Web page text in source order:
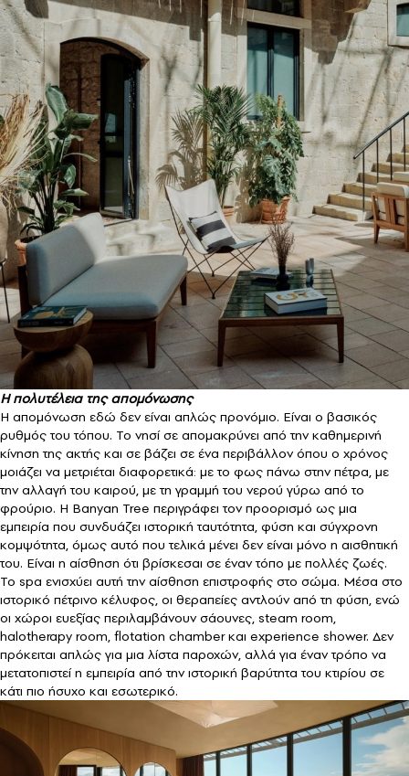
Η πολυτέλεια της απομόνωσης
Η απομόνωση εδώ δεν είναι απλώς προνόμιο. Είναι ο βασικός
ρυθμός του τόπου. Το νησί σε απομακρύνει από την καθημερινή
κίνηση της ακτής και σε βάζει σε ένα περιβάλλον όπου ο χρόνος
μοιάζει να μετριέται διαφορετικά: με το φως πάνω στην πέτρα, με
την αλλαγή του καιρού, με τη γραμμή του νερού γύρω από το
φρούριο. Η Banyan Tree περιγράφει τον προορισμό ως μια
εμπειρία που συνδυάζει ιστορική ταυτότητα, φύση και σύγχρονη
κομψότητα, όμως αυτό που τελικά μένει δεν είναι μόνο η αισθητική
του. Είναι η αίσθηση ότι βρίσκεσαι σε έναν τόπο με πολλές ζωές.
Το spa ενισχύει αυτή την αίσθηση επιστροφής στο σώμα. Μέσα στο
ιστορικό πέτρινο κέλυφος, οι θεραπείες αντλούν από τη φύση, ενώ
οι χώροι ευεξίας περιλαμβάνουν σάουνες, steam room,
halotherapy room, flotation chamber και experience shower. Δεν
πρόκειται απλώς για μια λίστα παροχών, αλλά για έναν τρόπο να
μετατοπιστεί η εμπειρία από την ιστορική βαρύτητα του κτιρίου σε
κάτι πιο ήσυχο και εσωτερικό.